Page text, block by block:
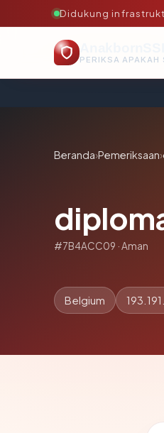
Didukung
Beranda›Pemeriksaan›
#7B4ACC09 · Aman
Belgium